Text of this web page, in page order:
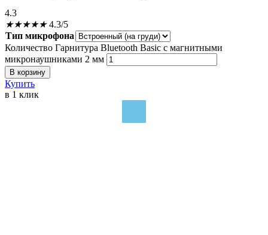
4.3
★★★★★ 4.3/5
Тип микрофона
Количество Гарнитура Bluetooth Basic с магнитными
микронаушниками 2 мм
В корзину
Купить
в 1 клик